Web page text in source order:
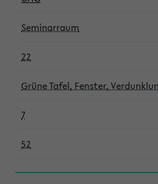
Seminarraum
22
Grüne Tafel, Fenster,
7
52